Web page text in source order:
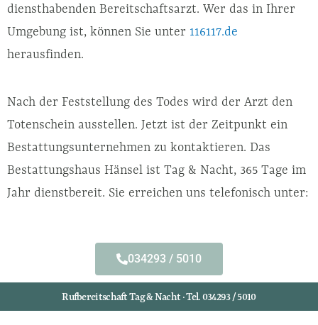
diensthabenden Bereitschaftsarzt. Wer das in Ihrer
Umgebung ist, können Sie unter 116117.de
herausfinden.
Nach der Feststellung des Todes wird der Arzt den
Totenschein ausstellen. Jetzt ist der Zeitpunkt ein
Bestattungsunternehmen zu kontaktieren. Das
Bestattungshaus Hänsel ist Tag & Nacht, 365 Tage im
Jahr dienstbereit. Sie erreichen uns telefonisch unter:
034293 / 5010
Rufbereitschaft Tag & Nacht · Tel. 034293 / 5010